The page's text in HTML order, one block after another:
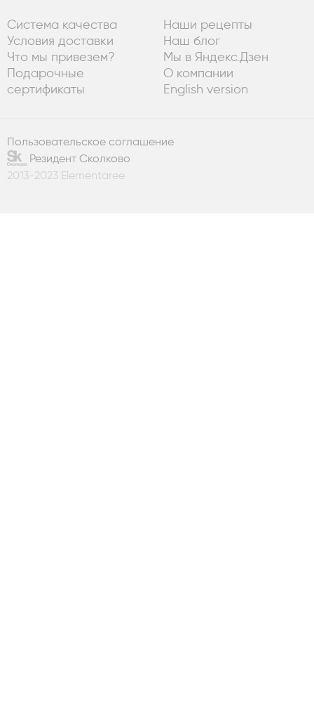
Система качества
Условия доставки
Что мы привезем?
Подарочные
сертификаты
Наши рецепты
Наш блог
Мы в Яндекс.Дзен
О компании
English version
Пользовательское соглашение
Резидент Сколково
2013-2023 Elementaree